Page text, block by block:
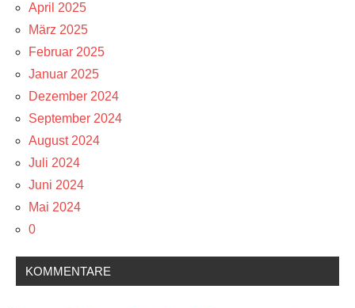
April 2025
März 2025
Februar 2025
Januar 2025
Dezember 2024
September 2024
August 2024
Juli 2024
Juni 2024
Mai 2024
0
KOMMENTARE